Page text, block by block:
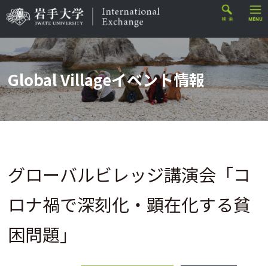
Global Villageイベント情報
グローバルビレッジ講演会「コ
ロナ禍で深刻化・顕在化する貧
困問題」